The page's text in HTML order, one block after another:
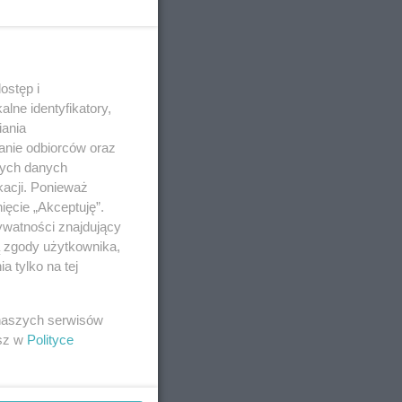
i
identyfikatory,
odbiorców oraz
danych
Ponieważ
„Akceptuję”.
znajdujący
użytkownika,
tylko na tej
serwisów
w Polityce